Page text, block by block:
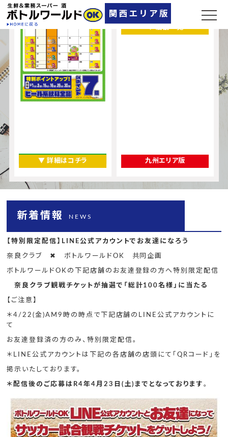
▼ 詳細はコチラ
奈良県
▼ 店舗一覧
九州エリア版
新着情報 NEWS
【特別限定配信】LINE公式アカウントでお友達になろう
奈良クラブ ✖ ボトルワールドOK 共同企画
ボトルワールドOKの下記店舗のお友達登録の方へ特別限定配信
奈良クラブ観戦チケットが抽選で「総計100名様」に当たる
【ご注意】
＊4/22(金)AM9時の時点で下記店舗のLINE公式アカウントに
て
お友達登録済の方のみ、特別限定配信。
＊LINE公式アカウントは下記の各店舗の店頭にて「QRコード」を
掲示いたしております。
＊配信後のご応募はR4年4月23日(土)までとなっております 。